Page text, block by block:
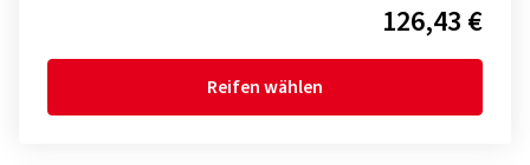
126,43 €
Reifen wählen